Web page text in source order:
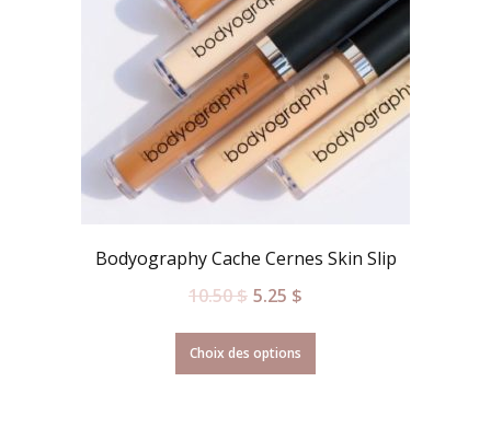
Bodyography Cache Cernes Skin Slip
10.50$ 5.25 $
Choix des options